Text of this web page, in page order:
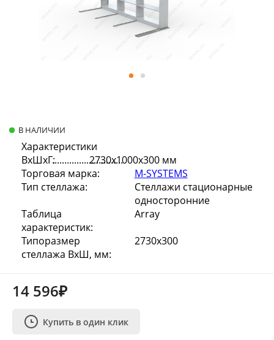
В НАЛИЧИИ
Характеристики
ВхШхГ:
2730х1000х300 мм
Торговая марка:
M-SYSTEMS
Тип стеллажа:
Стеллажи стационарные
односторонние
Таблица
характеристик:
Array
Типоразмер
стеллажа ВхШ, мм:
2730х300
14 596₽
Купить в один клик